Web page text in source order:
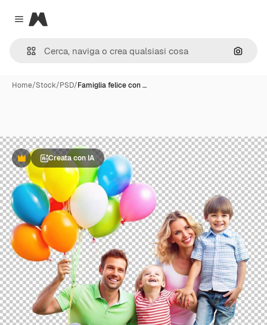
Close menu
Magnific
Cerca
Home/Stock/PSD/Famiglia felice con …
PremiumCreata con IA